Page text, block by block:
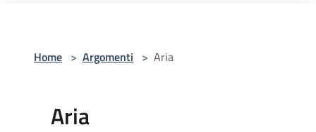
Home > Argomenti > Aria
Aria